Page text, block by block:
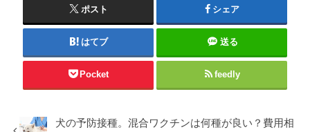
ポスト シェア
はてブ 送る
Pocket feedly
犬の予防接種。混合ワクチンは何種が良い？費用相